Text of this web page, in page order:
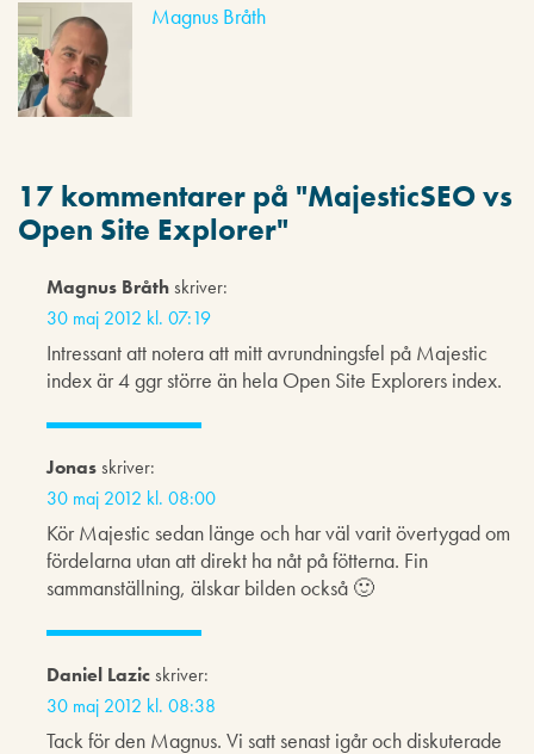
Magnus Bråth
17 kommentarer på "MajesticSEO vs
Open Site Explorer"
Magnus Bråthskriver:
30 maj 2012 kl. 07:19
Intressant att notera att mitt avrundningsfel på Majestic
index är 4 ggr större än hela Open Site Explorers index.
Jonasskriver:
30 maj 2012 kl. 08:00
Kör Majestic sedan länge och har väl varit övertygad om
fördelarna utan att direkt ha nåt på fötterna. Fin
sammanställning, älskar bilden också 🙂
Daniel Lazicskriver:
30 maj 2012 kl. 08:38
Tack för den Magnus. Vi satt senast igår och diskuterade